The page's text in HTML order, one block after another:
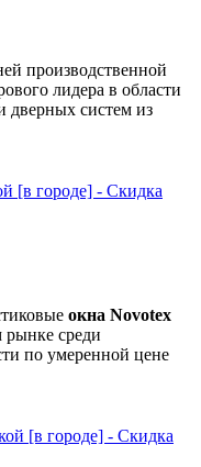
производственной
лидера в области
дверных систем из
[в городе] - Cкидка
окна Novotex
среди
по умеренной цене
[в городе] - Cкидка